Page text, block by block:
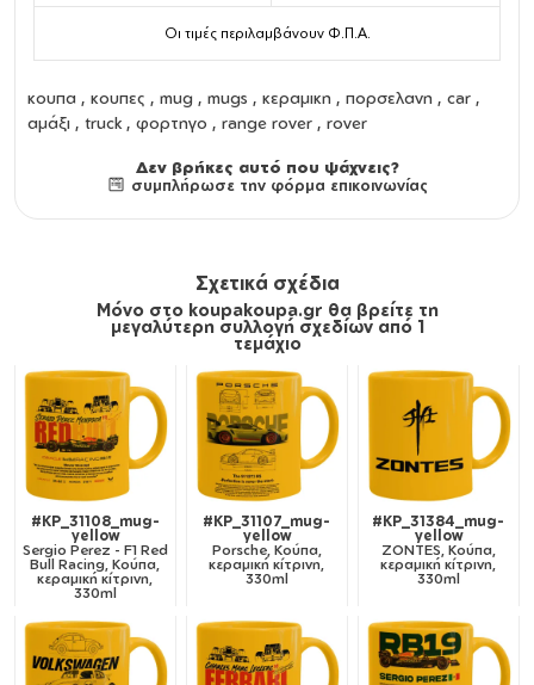
Οι τιμές περιλαμβάνουν Φ.Π.Α.
κουπα , κουπες , mug , mugs , κεραμικη , πορσελανη , car ,
αμάξι , truck , φορτηγο , range rover , rover
Δεν βρήκες αυτό που ψάχνεις?
συμπλήρωσε την φόρμα επικοινωνίας
Σχετικά σχέδια
Μόνο στο koupakoupa.gr θα βρείτε τη
μεγαλύτερη συλλογή σχεδίων από 1
τεμάχιο
#KP_31108_mug-
yellow
Sergio Perez - F1 Red
Bull Racing, Κούπα,
κεραμική κίτρινη,
330ml
#KP_31107_mug-
yellow
Porsche, Κούπα,
κεραμική κίτρινη,
330ml
#KP_31384_mug-
yellow
ZONTES, Κούπα,
κεραμική κίτρινη,
330ml